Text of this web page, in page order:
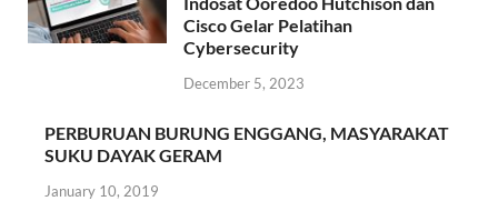
Cisco Gelar Pelatihan
Cybersecurity
December 5, 2023
PERBURUAN BURUNG ENGGANG, MASYARAKAT
SUKU DAYAK GERAM
January 10, 2019